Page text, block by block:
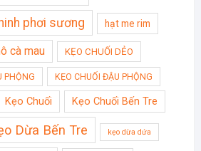
phơi sương hạt me rim
cà mau KẸO CHUỐI DẺO
PHỘNG KẸO CHUỐI ĐẬU PHỘNG
Kẹo Chuối Kẹo Chuối Bến Tre
Dừa Bến Tre kẹo dừa dứa